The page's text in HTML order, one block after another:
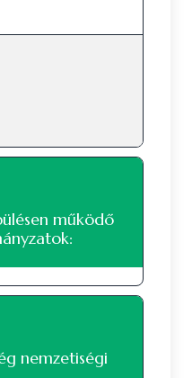
működő
nem működik
nemzetiségi